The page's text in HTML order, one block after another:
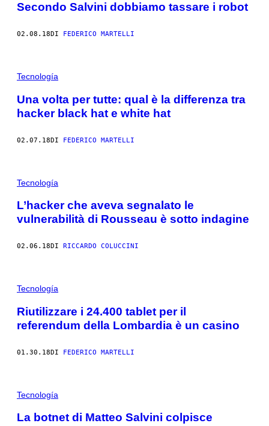
Secondo Salvini dobbiamo tassare i robot
02.08.18DI FEDERICO MARTELLI
Tecnología
Una volta per tutte: qual è la differenza tra
hacker black hat e white hat
02.07.18DI FEDERICO MARTELLI
Tecnología
L’hacker che aveva segnalato le
vulnerabilità di Rousseau è sotto indagine
02.06.18DI RICCARDO COLUCCINI
Tecnología
Riutilizzare i 24.400 tablet per il
referendum della Lombardia è un casino
01.30.18DI FEDERICO MARTELLI
Tecnología
La botnet di Matteo Salvini colpisce